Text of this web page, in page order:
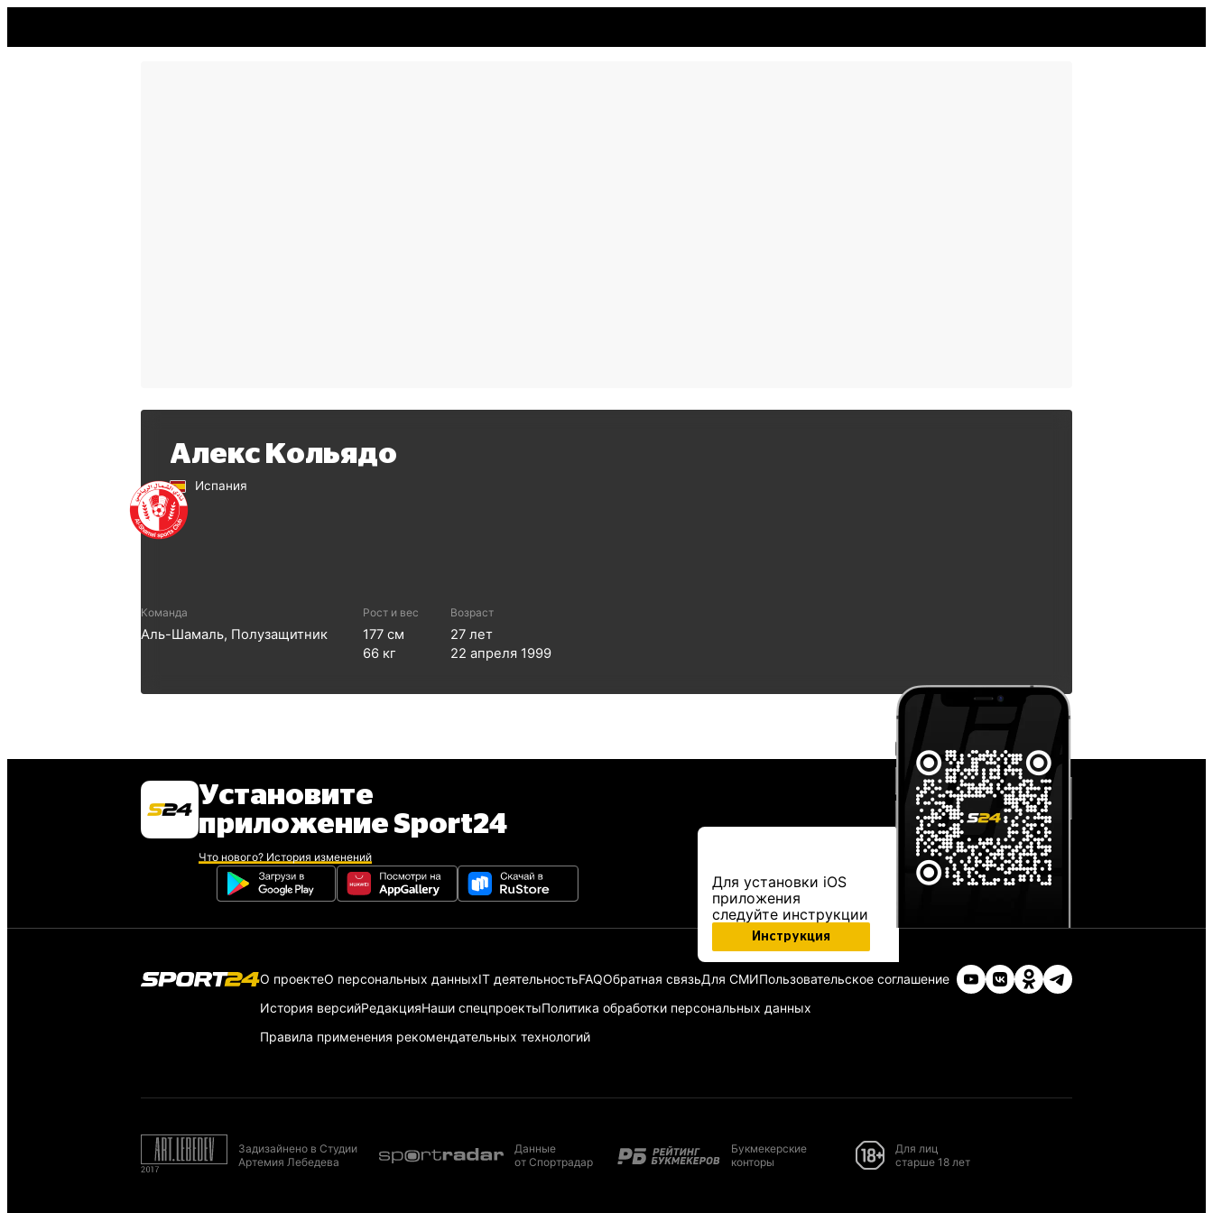
Алекс Кольядо
Испания
Команда
Аль-Шамаль, Полузащитник
Рост и вес
177 см
66 кг
Возраст
27 лет
22 апреля 1999
Установите
приложение Sport24
Что нового? История изменений
Для установки iOS
приложения
следуйте инструкции
Инструкция
О проектеО персональных данныхIT деятельностьFAQОбратная связьДля СМИПользовательское соглашение
История версийРедакцияНаши спецпроектыПолитика обработки персональных данных
Правила применения рекомендательных технологий
Задизайнено в Студии
Артемия Лебедева
Данные
от Спортрадар
Букмекерские
конторы
Для лиц
старше 18 лет